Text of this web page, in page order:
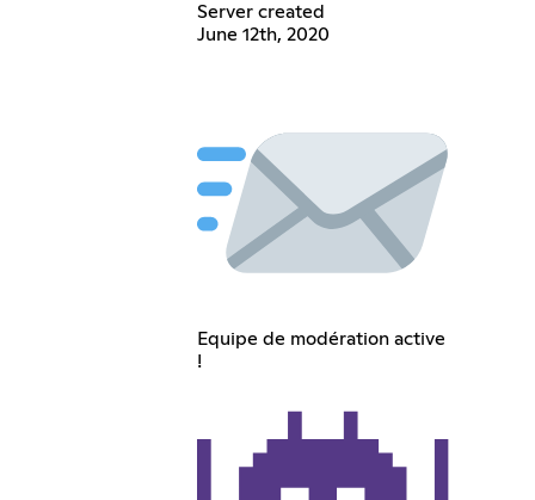
Server created
June 12th, 2020
Equipe de modération active
!